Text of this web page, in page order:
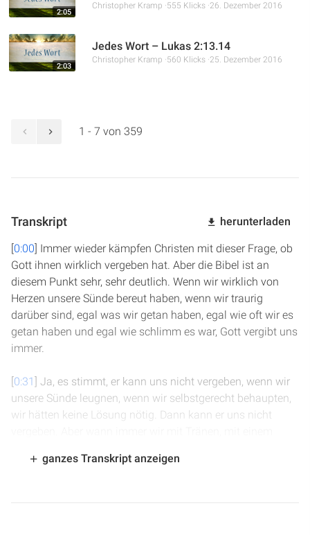
2:05
Christopher Kramp 555 Klicks 26. Dezember 2016
2:03
Jedes Wort – Lukas 2:13.14
Christopher Kramp 560 Klicks 25. Dezember 2016
1 - 7 von 359
Transkript herunterladen
[0:00] Immer wieder kämpfen Christen mit dieser Frage, ob
Gott ihnen wirklich vergeben hat. Aber die Bibel ist an
diesem Punkt sehr, sehr deutlich. Wenn wir wirklich von
Herzen unsere Sünde bereut haben, wenn wir traurig
darüber sind, egal was wir getan haben, egal wie oft wir es
getan haben und egal wie schlimm es war, Gott vergibt uns
immer.
[0:31] Ja, es stimmt, er kann uns nicht vergeben, wenn wir
unsere Sünde leugnen, wenn wir selbstgerecht behaupten,
wir hätten keine Lösung nötig. Dann kann er uns nicht
gewesen ist, dürfen wir wissen, dass Gott in jedem Fall uns
ganzes Transkript anzeigen